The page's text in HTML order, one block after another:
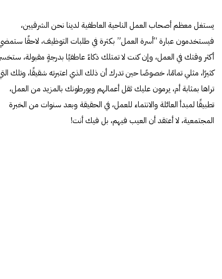
يستغل معظم أصحاب العمل الناحية العاطفية لدينا نحن الشرقيين،
فيستخدمون عبارة “أسرة العمل” بكثرة في طلبات التوظيف، لاحقًا
أكثر وقتك في العمل، وإن كنت لا تمتلك ذكاءً عاطفيًا بدرجةٍ مقبولة،
كثيرًا، مثلي تمامًا، خصوصًا حين تدرك أن ذلك الذي اعتبرته شقيقًا، وتلك
تراها بمثابة أم، يرمون عليك ثقل أعمالهم ويورطونك بالمزيد من العمل،
تطبيقًا لمبدأ العائلة والانتماء للعمل، في الحقيقة وبعد سنوات من الخبرة
المجتمعية، لا أعتقد أن العيب فيهم، بل فيك أنت!